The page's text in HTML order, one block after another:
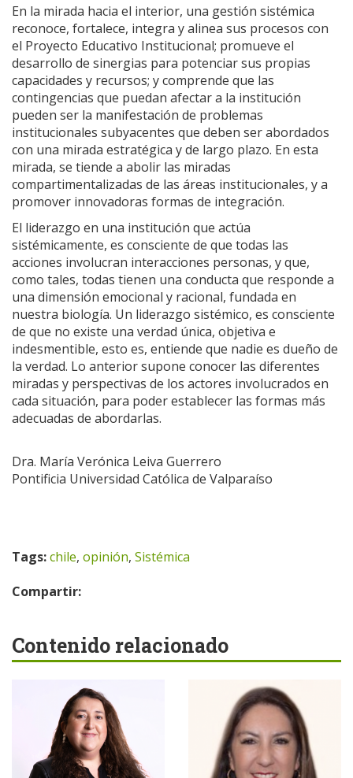
En la mirada hacia el interior, una gestión sistémica
reconoce, fortalece, integra y alinea sus procesos con
el Proyecto Educativo Institucional; promueve el
desarrollo de sinergias para potenciar sus propias
capacidades y recursos; y comprende que las
contingencias que puedan afectar a la institución
pueden ser la manifestación de problemas
institucionales subyacentes que deben ser abordados
con una mirada estratégica y de largo plazo. En esta
mirada, se tiende a abolir las miradas
compartimentalizadas de las áreas institucionales, y a
promover innovadoras formas de integración.
El liderazgo en una institución que actúa
sistémicamente, es consciente de que todas las
acciones involucran interacciones personas, y que,
como tales, todas tienen una conducta que responde a
una dimensión emocional y racional, fundada en
nuestra biología. Un liderazgo sistémico, es consciente
de que no existe una verdad única, objetiva e
indesmentible, esto es, entiende que nadie es dueño de
la verdad. Lo anterior supone conocer las diferentes
miradas y perspectivas de los actores involucrados en
cada situación, para poder establecer las formas más
adecuadas de abordarlas.
Dra. María Verónica Leiva Guerrero
Pontificia Universidad Católica de Valparaíso
Tags:chile, opinión, Sistémica
Compartir:
Contenido relacionado